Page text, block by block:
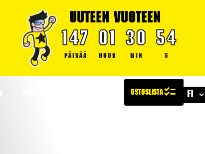
UUTEEN VUOTEEN
147
PÄIVÄÄ
01
HOUR
30
MIN
54
S